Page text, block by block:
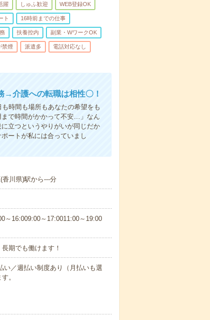
躍 しゅふ歓迎 WEB登録OK
ト 16時前までの仕事
扶養控内 副業・WワークOK
禁煙 派遣多 電話対応なし
→介護への転職は相性〇！
時間も場所もあなたの希望をも
まで時間がかかって不安…」なん
立つというやりがいが同じだか
ートが私には合っていまし
川県)駅から---分
16:009:00～17:0011:00～19:00
期でも働けます！
／週払い制度あり（月払いも選
。